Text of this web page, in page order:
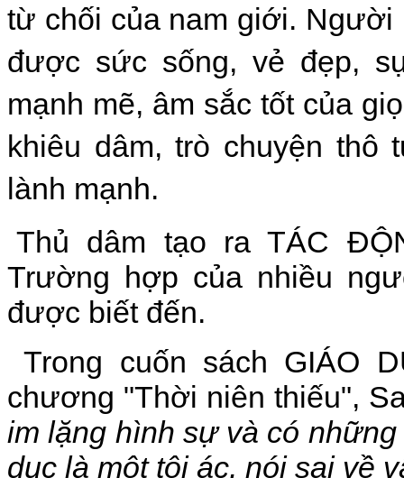
từ chối của nam giới. Người
được sức sống, vẻ đẹp,
mạnh mẽ, âm sắc tốt của
khiêu dâm, trò chuyện thô
lành mạnh.
Thủ dâm tạo ra TÁC
Trường hợp của nhiều
được biết đến.
Trong cuốn sách GIÁO
chương "Thời niên thiếu",
im lặng hình sự và có
dục là một tội ác, nói sai về